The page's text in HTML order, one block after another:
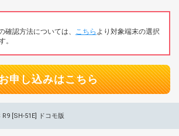
確認方法については、 こちら より対象端末の選択
。
申し込みはこちら
R9 [SH-51E] ドコモ版